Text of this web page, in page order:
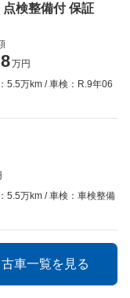
検整備付 保証
万円
5.5万km
車検：R.9年06
5.5万km
車検：車検整備
車一覧を見る